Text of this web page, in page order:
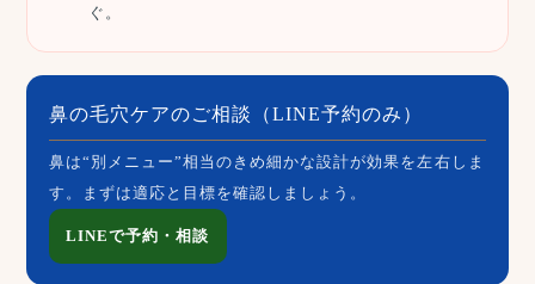
ぐ。
鼻の毛穴ケアのご相談（LINE予約のみ）
鼻は“別メニュー”相当のきめ細かな設計が効果を左右しま
す。まずは適応と目標を確認しましょう。
LINEで予約・相談